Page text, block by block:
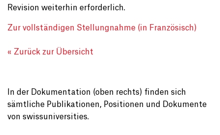
Revision weiterhin erforderlich.
Zur vollständigen Stellungnahme (in Französisch)
« Zurück zur Übersicht
In der Dokumentation (oben rechts) finden sich
sämtliche Publikationen, Positionen und Dokumente
von swissuniversities.